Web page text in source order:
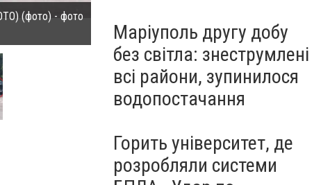
(фото) - фото
Маріуполь другу добу
без світла: знеструмлені
всі райони, зупинилося
водопостачання
Горить університет, де
розробляли системи